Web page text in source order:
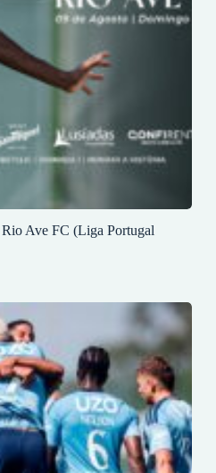
Ave FC (Liga Portugal